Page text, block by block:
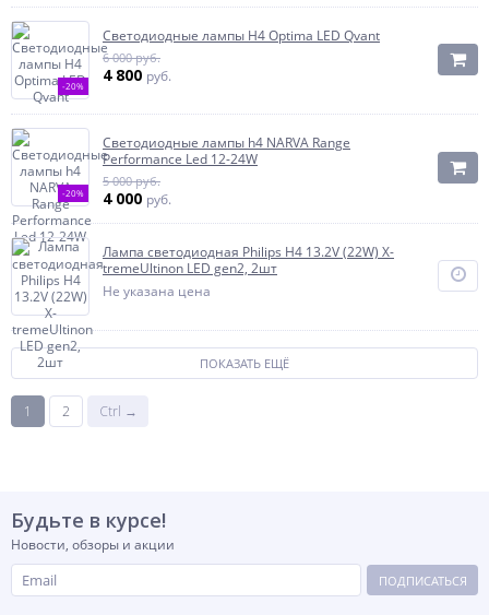
-20%
Светодиодные лампы H4 Optima LED Qvant
6 000 руб.
4 800 руб.
-20%
Светодиодные лампы h4 NARVA Range
Performance Led 12-24W
5 000 руб.
4 000 руб.
Лампа светодиодная Philips H4 13.2V (22W) X-
tremeUltinon LED gen2, 2шт
Не указана цена
ПОКАЗАТЬ ЕЩЁ
1 2 Ctrl →
Будьте в курсе!
Новости, обзоры и акции
ПОДПИСАТЬСЯ